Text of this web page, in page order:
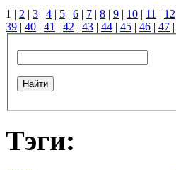
1 | 2 | 3 | 4 | 5 | 6 | 7 | 8 | 9 | 10 | 11 | 12
39 | 40 | 41 | 42 | 43 | 44 | 45 | 46 | 47 |
Тэги: